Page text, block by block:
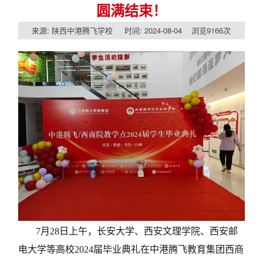
圆满结束！
来源: 陕西中港腾飞学校 时间: 2024-08-04 浏览9166次
7月28日上午，长安大学、西安文理学院、西安邮
电大学等高校2024届毕业典礼在中港腾飞教育集团西商